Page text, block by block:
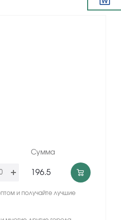
Сумма
196.5
и получайте лучшие